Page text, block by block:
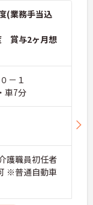
休日
組
ま
体制
円
給
PLU
す
ルや
働
(業務手当込
賞与2ヶ月想
－１
車7分
護職員初任者
※普通自動車